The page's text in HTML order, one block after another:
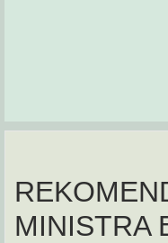
MINISTRA